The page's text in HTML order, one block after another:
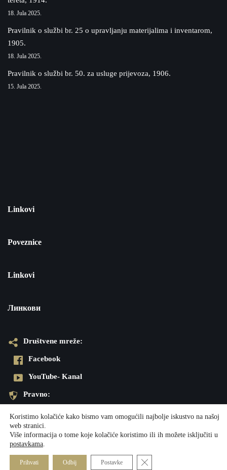
18. Jula 2025.
Pravilnik o službi br. 25 o upravljanju materijalima i inventarom,
1905.
18. Jula 2025.
Pravilnik o službi br. 50. za usluge prijevoza, 1906.
15. Jula 2025.
Linkovi
Poveznice
Linkovi
Линкови
Društvene mreže:
Facebook
YouTube- Kanal
Pravno:
Impresum
Koristimo kolačiće kako bismo vam omogućili najbolje iskustvo na našoj
web stranici.
Više informacija o tome koje kolačiće koristimo ili ih možete isključiti u
postavkama
Prihvati Odbij Postavke Close GDPR Cookie Banner